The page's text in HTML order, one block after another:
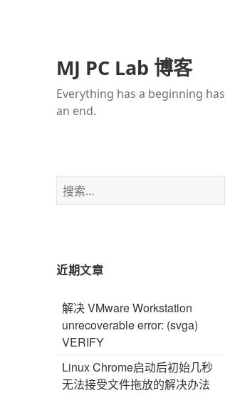
MJ PC Lab 博客
Everything has a beginning has
an end.
搜
索
近期文章
解决 VMware Workstation
unrecoverable error: (svga)
VERIFY
Linux Chrome启动后初始几秒
无法接受文件拖放的解决办法